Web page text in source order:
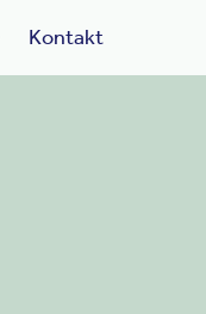
Kontakt